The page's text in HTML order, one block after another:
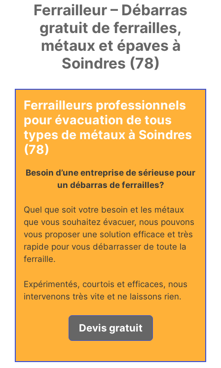
Ferrailleur – Débarras
gratuit de ferrailles,
métaux et épaves à
Soindres (78)
Ferrailleurs professionnels
pour évacuation de tous
types de métaux à Soindres
(78)
Besoin d’une entreprise de sérieuse pour
un débarras de ferrailles?
Quel que soit votre besoin et les métaux
que vous souhaitez évacuer, nous pouvons
vous proposer une solution efficace et très
rapide pour vous débarrasser de toute la
ferraille.
Expérimentés, courtois et efficaces, nous
intervenons très vite et ne laissons rien.
Devis gratuit